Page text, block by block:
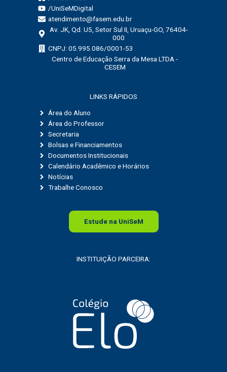
/UniSeMDigital
atendimento@fasem.edu.br
Av. JK, Qd. U5, Setor Sul II, Uruaçu-GO, 76404-
000
CNPJ: 05.995.086/0001-53
Centro de Educação Serra da Mesa LTDA -
CESEM
LINKS RÁPIDOS
Área do Aluno
Área do Professor
Secretaria
Bolsas e Financiamentos
Documentos Institucionais
Calendário Acadêmico e Horários
Notícias
Trabalhe Conosco
Estude na UniSeM
INSTITUIÇÃO PARCEIRA: